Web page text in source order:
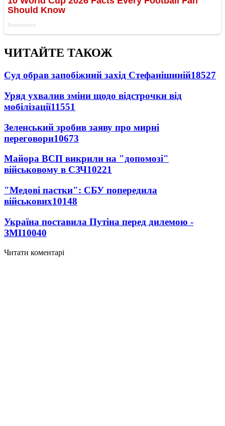
ЧИТАЙТЕ ТАКОЖ
Суд обрав запобіжний захід Стефанішиній18527
Уряд ухвалив зміни щодо відстрочки від
мобілізації11551
Зеленський зробив заяву про мирні
переговори10673
Майора ВСП викрили на "допомозі"
військовому в СЗЧ10221
"Медові пастки": СБУ попередила
військових10148
Україна поставила Путіна перед дилемою -
ЗМІ10040
Читати коментарі